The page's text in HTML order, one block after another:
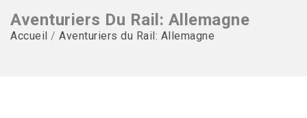
Aventuriers Du Rail: Allemagne
Accueil / Aventuriers du Rail: Allemagne